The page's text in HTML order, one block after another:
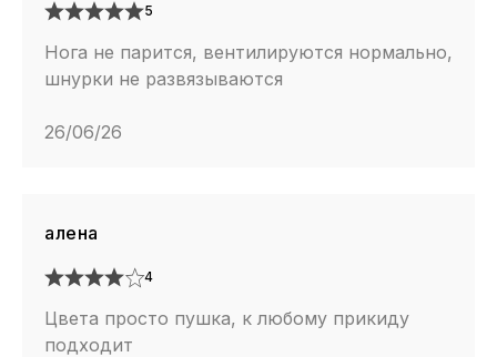
5
Нога не парится, вентилируются нормально,
шнурки не развязываются
26/06/26
алена
4
Цвета просто пушка, к любому прикиду
подходит